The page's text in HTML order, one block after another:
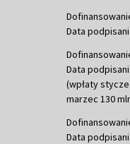
Data
Data
(wpłaty
marzec 130
Data